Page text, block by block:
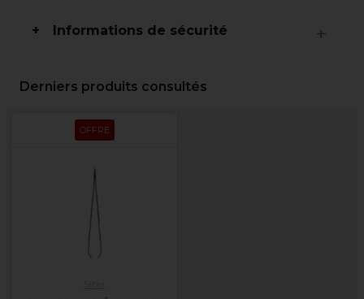
Informations de sécurité
Derniers produits consultés
OFFRE